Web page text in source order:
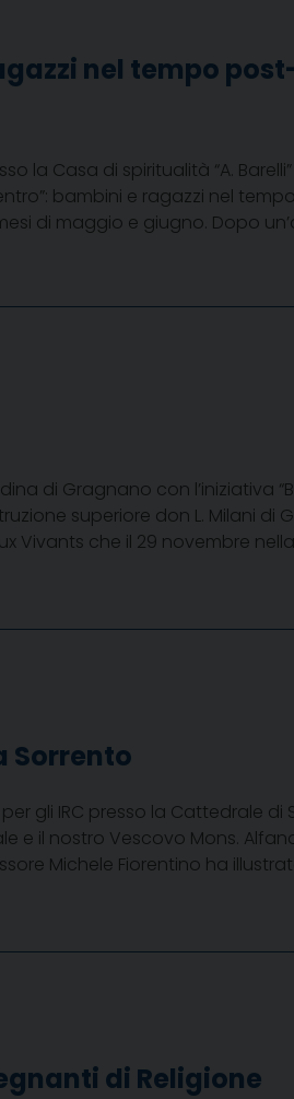
nel tempo
la Casa di spiritualità “A.
bambini e ragazzi nel
di maggio e giugno. Dopo
di Gragnano con l’iniziativa
superiore don L. Milani di
Vivants che il 29 novembre nella
Sorrento
gli IRC presso la Cattedrale di
e il nostro Vescovo Mons.
Michele Fiorentino ha
di Religione